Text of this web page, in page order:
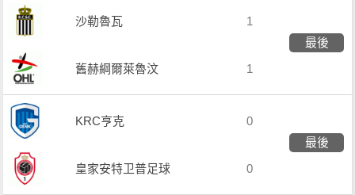
沙勒魯瓦
1
最後
舊赫綱爾萊魯汶
1
KRC亨克
0
最後
皇家安特卫普足球
0